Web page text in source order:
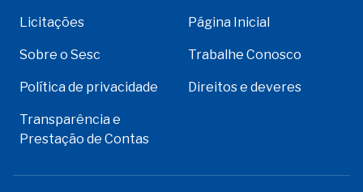
Licitações Página Inicial
Sobre o Sesc Trabalhe Conosco
Política de privacidade Direitos e deveres
Transparência e
Prestação de Contas